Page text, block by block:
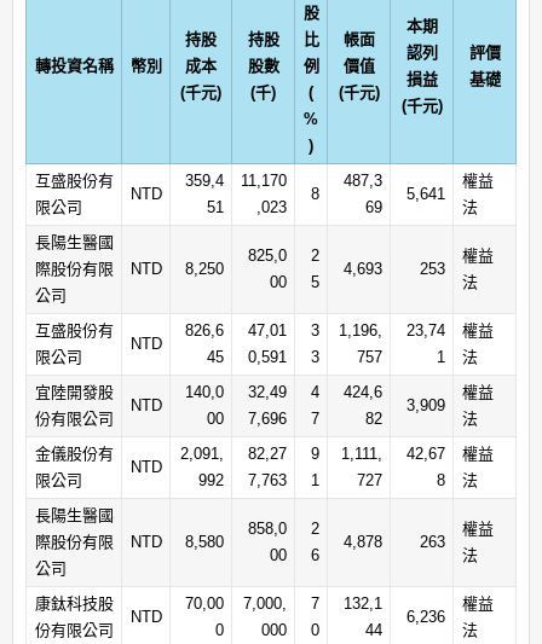
轉投資名稱 幣別
持股
成本
(千元)
持股
股數
(千)
股
比
例
(
%
)
帳面
價值
(千元)
本期
認列
損益
(千元)
評價
基礎
互盛股份有
限公司
NTD
359,4
51
11,170
,023
8
487,3
69
5,641
權益
法
長陽生醫國
際股份有限
公司
NTD 8,250
825,0
00
2
5
4,693 253
權益
法
互盛股份有
限公司
NTD
826,6
45
47,01
0,591
3
3
1,196,
757
23,74
1
權益
法
宜陸開發股
份有限公司
NTD
140,0
00
32,49
7,696
4
7
424,6
82
3,909
權益
法
金儀股份有
限公司
NTD
2,091,
992
82,27
7,763
9
1
1,111,
727
42,67
8
權益
法
長陽生醫國
際股份有限
公司
NTD 8,580
858,0
00
2
6
4,878 263
權益
法
康鈦科技股
份有限公司
NTD
70,00
0
7,000,
000
7
0
132,1
44
6,236
權益
法